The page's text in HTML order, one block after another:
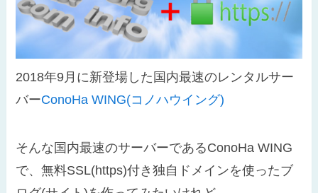
2018年9月に新登場した国内最速のレンタルサー
バーConoHa WING(コノハウイング)
そんな国内最速のサーバーであるConoHa WING
で、無料SSL(https)付き独自ドメインを使ったブ